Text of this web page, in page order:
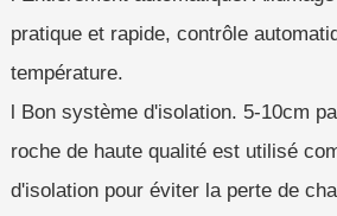
pratique et rapide, contrôle
température.
l Bon système d'isolation. 5-10cm
roche de haute qualité est utilisé
d'isolation pour éviter la perte de